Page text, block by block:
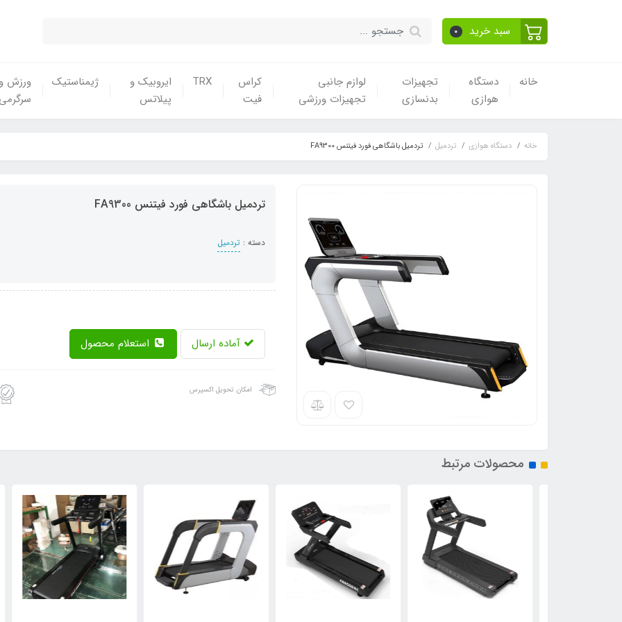
سبد خرید 0
خانه
دستگاه
هوازی
تجهیزات
بدنسازی
لوازم جانبی
تجهیزات ورزشی
کراس
فیت
TRX
ایروبیک و
پیلاتس
ژیمناستیک
ورزش و
سرگرمی
خانه دستگاه هوازی تردمیل تردمیل باشگاهی فورد فیتنس FA9300
تردمیل باشگاهی فورد فیتنس FA9300
دسته : تردمیل
آماده ارسال
امکان تحویل اکسپرس
محصولات مرتبط